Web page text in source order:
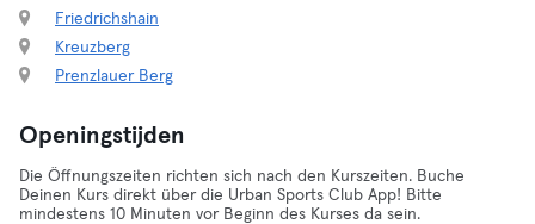
Friedrichshain
Kreuzberg
Prenzlauer Berg
Openingstijden
Die Öffnungszeiten richten sich nach den Kurszeiten. Buche
Deinen Kurs direkt über die Urban Sports Club App! Bitte
mindestens 10 Minuten vor Beginn des Kurses da sein.